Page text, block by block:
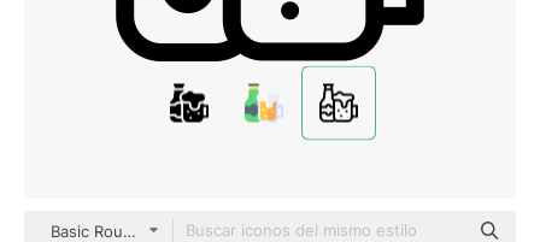
Basic Rounded Lineal